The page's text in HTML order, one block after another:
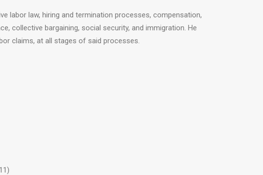
labor law, hiring and termination processes, compensation,
collective bargaining, social security, and immigration. He
claims, at all stages of said processes.